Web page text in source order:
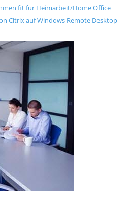
fit für Heimarbeit/Home Office
Citrix auf Windows Remote Desktop